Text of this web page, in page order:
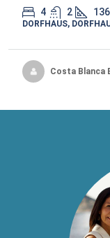
4 2 136
DORFHAUS,
Costa Blanca